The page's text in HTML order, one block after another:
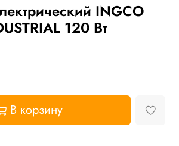
INGCO
120 Вт
В корзину